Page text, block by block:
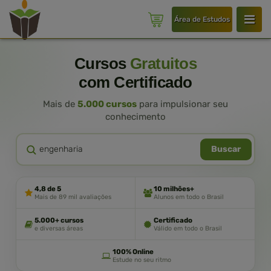
Área de Estudos
Cursos Gratuitos
com Certificado
Mais de 5.000 cursos para impulsionar seu
conhecimento
Buscar
4,8 de 5
Mais de 89 mil avaliações
10 milhões+
Alunos em todo o Brasil
5.000+ cursos
e diversas áreas
Certificado
Válido em todo o Brasil
100% Online
Estude no seu ritmo